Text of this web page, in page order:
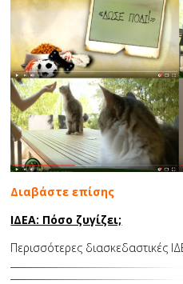
Διαβάστε επίσης
ΙΔΕΑ: Πόσο ζυγίζει;
Περισσότερες διασκεδαστικές